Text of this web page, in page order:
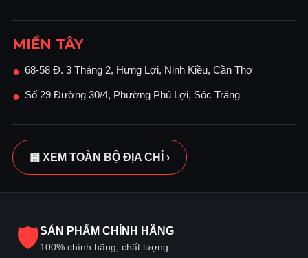
MIỀN TÂY
● 68-58 Đ. 3 Tháng 2, Hưng Lợi, Ninh Kiều, Cần Thơ
● Số 29 Đường 30/4, Phường Phú Lợi, Sóc Trăng
▦ XEM TOÀN BỘ ĐỊA CHỈ ›
🛡SẢN PHẨM CHÍNH HÃNG
100% chính hãng, chất lượng